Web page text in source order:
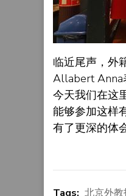
临近尾声，外
Allabert Anna
今天我们在这
能够参加这样
有了更深的体
Tags: 北京外